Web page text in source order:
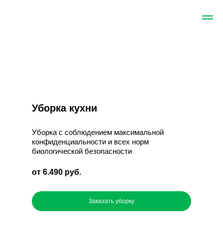
от 6.490 руб.
Уборка с соблюдением максимальной
конфиденциальности и всех норм
биологической безопасности
Уборка кухни
Заказать уборку